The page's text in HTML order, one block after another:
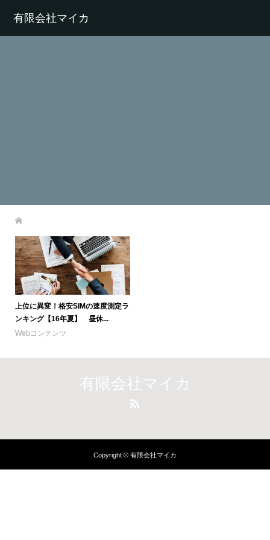
有限会社マイカ
上位に異変！格安SIMの速度測定ラ
ンキング【16年夏】 昼休...
Webコンテンツ
有限会社マイカ
Copyright © 有限会社マイカ